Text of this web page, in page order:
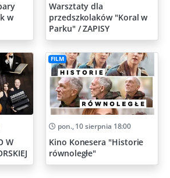
w
Warsztaty dla
przedszkolaków "Koral w
Parku" / ZAPISY
W
FILM
pon., 10 sierpnia 18:00
Kino Konesera "Historie
równoległe"